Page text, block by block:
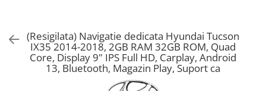
(Resigilata) Navigatie dedicata Hyundai Tucson
IX35 2014-2018, 2GB RAM 32GB ROM, Quad
Core, Display 9" IPS Full HD, Carplay, Android
13, Bluetooth, Magazin Play, Suport ca